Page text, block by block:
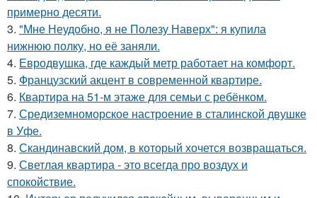
примерно десяти.
3. "Мне Неудобно, я не Полезу Наверх": я купила
нижнюю полку, но её заняли.
4. Евродвушка, где каждый метр работает на комфорт.
5. Французский акцент в современной квартире.
6. Квартира на 51-м этаже для семьи с ребёнком.
7. Средиземноморское настроение в сталинской двушке
в Уфе.
8. Скандинавский дом, в который хочется возвращаться.
9. Светлая квартира - это всегда про воздух и
спокойствие.